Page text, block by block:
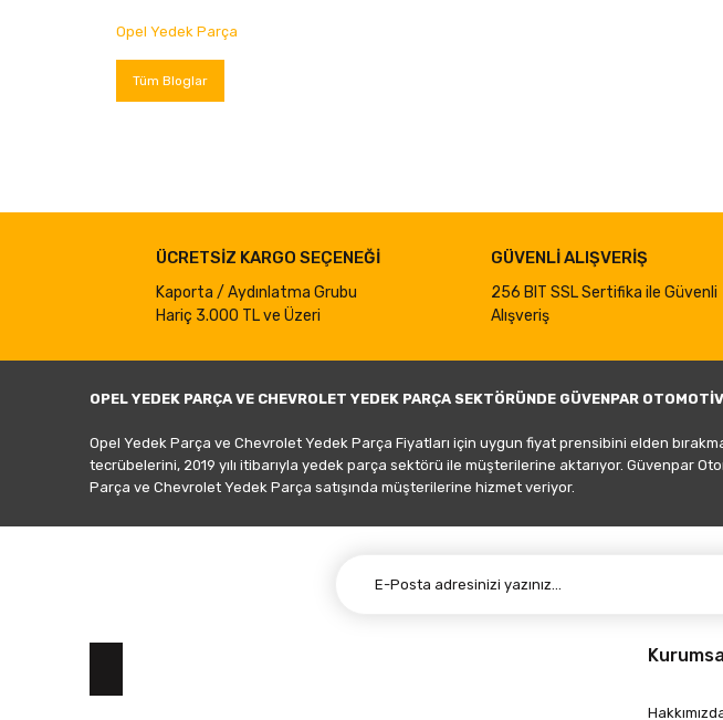
Opel Yedek Parça
Tüm Bloglar
ÜCRETSİZ KARGO SEÇENEĞİ
Kaporta / Aydınlatma Grubu
Hariç 3.000 TL ve Üzeri
GÜVENLİ ALIŞVERİŞ
256 BIT SSL Sertifika ile Güvenli
Alışveriş
OPEL YEDEK PARÇA VE CHEVROLET YEDEK PARÇA SEKTÖRÜNDE GÜVENPAR
Opel Yedek Parça ve Chevrolet Yedek Parça Fiyatları için uygun fiyat prensibini elden
tecrübelerini, 2019 yılı itibarıyla yedek parça sektörü ile müşterilerine aktarıyor. Güvenpar
Parça ve Chevrolet Yedek Parça satışında müşterilerine hizmet veriyor.